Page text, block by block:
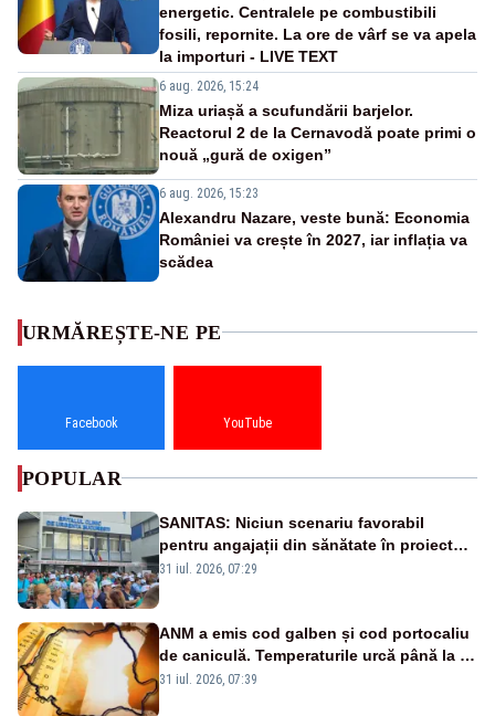
energetic. Centralele pe combustibili
fosili, repornite. La ore de vârf se va apela
la importuri - LIVE TEXT
6 aug. 2026, 15:24
Miza uriașă a scufundării barjelor.
Reactorul 2 de la Cernavodă poate primi o
nouă „gură de oxigen”
6 aug. 2026, 15:23
Alexandru Nazare, veste bună: Economia
României va crește în 2027, iar inflația va
scădea
URMĂREȘTE-NE PE
Facebook YouTube
POPULAR
SANITAS: Niciun scenariu favorabil
pentru angajații din sănătate în proiectul
Legii salarizării
31 iul. 2026, 07:29
ANM a emis cod galben și cod portocaliu
de caniculă. Temperaturile urcă până la 38
de grade, iar nopțile devin tropicale
31 iul. 2026, 07:39